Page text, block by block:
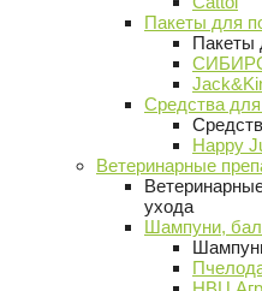
Пакеты для
Пакеты
Средства
Happy
Ветеринарные
ухода
Шампуни,